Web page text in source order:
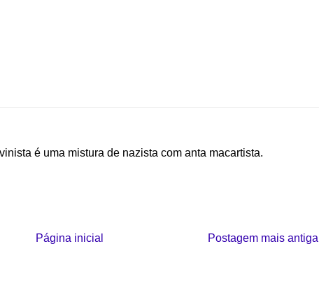
é uma mistura de nazista com anta macartista.
Postagem mais antiga
Página inicial